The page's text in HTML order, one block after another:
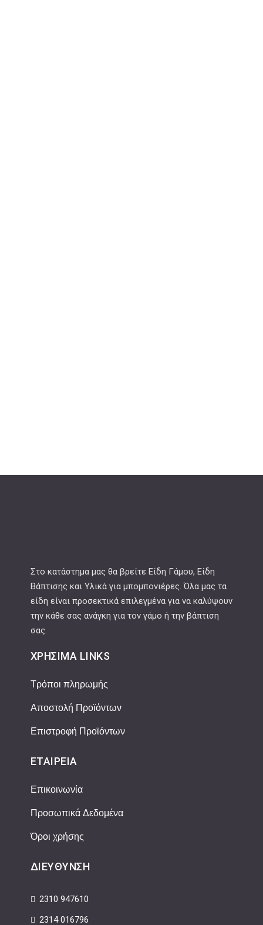
Στο κατάστημα μας θα βρείτε Είδη Γάμου, Είδη
Βάπτισης και Υλικά για μπομπονιέρες. Όλα μας τα
είδη είναι προσεκτικά επιλεγμένα για να καλύψουν
την κάθε σας ανάγκη για τον γάμο ή την βάπτιση
σας.
ΧΡΉΣΙΜΑ LINKS
Τρόποι πληρωμής
Αποστολή Προϊόντων
Επιστροφή Προϊόντων
ΕΤΑΙΡΕΊΑ
Επικοινωνία
Προσωπικά Δεδομένα
Όροι χρήσης
ΔΙΕΎΘΥΝΣΗ
2310 947610
2314 016796